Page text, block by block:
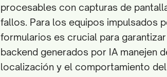
procesables con capturas de
fallos. Para los equipos impulsados
formularios es crucial para
backend generados por IA manejen
localización y el comportamiento